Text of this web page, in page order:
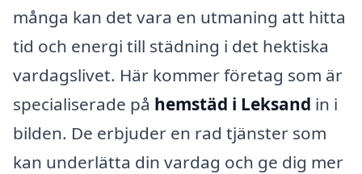
många kan det vara en utmaning att hitta
tid och energi till städning i det hektiska
vardagslivet. Här kommer företag som är
specialiserade på hemstäd i Leksand in i
bilden. De erbjuder en rad tjänster som
kan underlätta din vardag och ge dig mer